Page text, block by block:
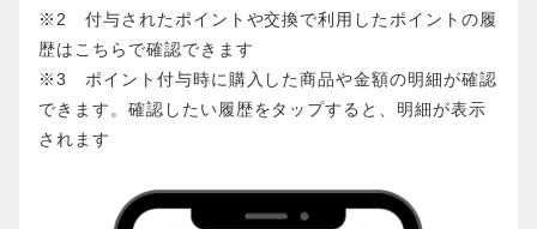
※2 付与されたポイントや交換で利用したポイントの履
歴はこちらで確認できます
※3 ポイント付与時に購入した商品や金額の明細が確認
できます。確認したい履歴をタップすると、明細が表示
されます